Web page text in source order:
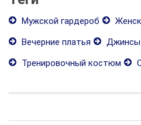
Мужской гардероб
Вечерние платья
Джинсы
Тренировочный костюм